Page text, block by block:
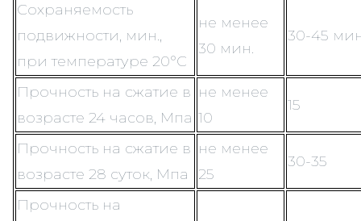
Сохраняемость
подвижности, мин.,
при температуре 20°С
не менее
30 мин.
30-45
Прочность на сжатие в
возрасте 24 часов, Мпа
не менее
10
15
Прочность на сжатие в
возрасте 28 суток, Мпа
не менее
25
30-35
Прочность на